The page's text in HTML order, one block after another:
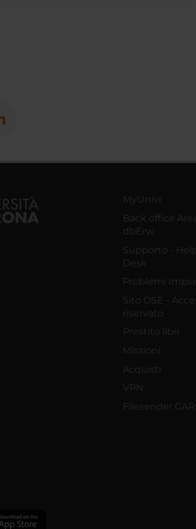
MyUnivr
Back office
dbErw
Supporto -
Desk
Problemi
Sito DSE -
riservato
Prestito libri
Missioni
Acquisti
VPN
Filesender